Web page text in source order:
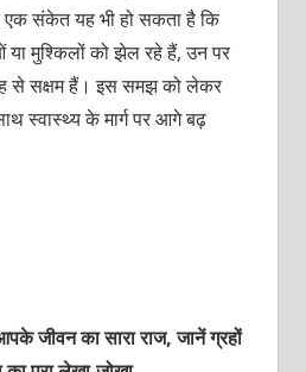
एक संकेत यह भी हो सकता है कि
मुश्किलों को झेल रहे हैं, उन पर
से सक्षम हैं। इस समझ को लेकर
स्‍वास्‍थ्‍य के मार्ग पर आगे बढ़
जीवन का सारा राज, जानें ग्रहों